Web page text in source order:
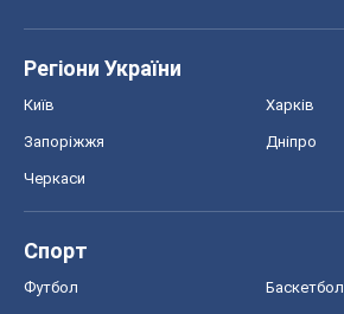
Регіони України
Київ Харків
Запоріжжя Дніпро
Черкаси
Спорт
Футбол Баскетбол